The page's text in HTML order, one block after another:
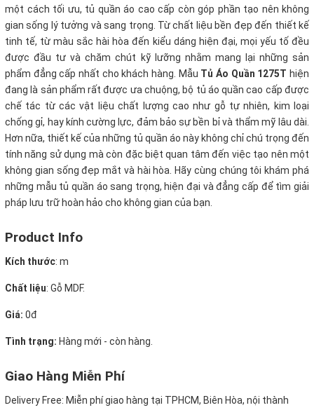
một cách tối ưu, tủ quần áo cao cấp còn góp phần tạo nên không
gian sống lý tưởng và sang trọng. Từ chất liệu bền đẹp đến thiết kế
tinh tế, từ màu sắc hài hòa đến kiểu dáng hiện đại, mọi yếu tố đều
được đầu tư và chăm chút kỹ lưỡng nhằm mang lại những sản
phẩm đẳng cấp nhất cho khách hàng. Mẫu Tủ Áo Quần 1275T hiện
đang là sản phẩm rất được ưa chuộng, bộ tủ áo quần cao cấp được
chế tác từ các vật liệu chất lượng cao như gỗ tự nhiên, kim loại
chống gỉ, hay kính cường lực, đảm bảo sự bền bỉ và thẩm mỹ lâu dài.
Hơn nữa, thiết kế của những tủ quần áo này không chỉ chú trọng đến
tính năng sử dụng mà còn đặc biệt quan tâm đến việc tạo nên một
không gian sống đẹp mắt và hài hòa. Hãy cùng chúng tôi khám phá
những mẫu tủ quần áo sang trọng, hiện đại và đẳng cấp để tìm giải
pháp lưu trữ hoàn hảo cho không gian của bạn.
Product Info
Kích thước: m
Chất liệu: Gỗ MDF.
Giá: 0đ
Tình trạng: Hàng mới - còn hàng.
Giao Hàng Miễn Phí
Delivery Free: Miễn phí giao hàng tại TPHCM, Biên Hòa, nội thành